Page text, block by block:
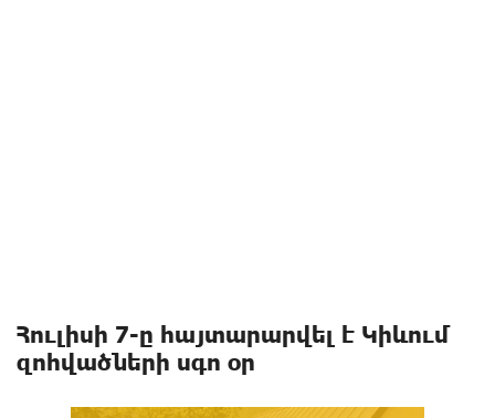
Հուլիսի 7-ը հայտարարվել է Կիևում
զոհվածների սգո օր